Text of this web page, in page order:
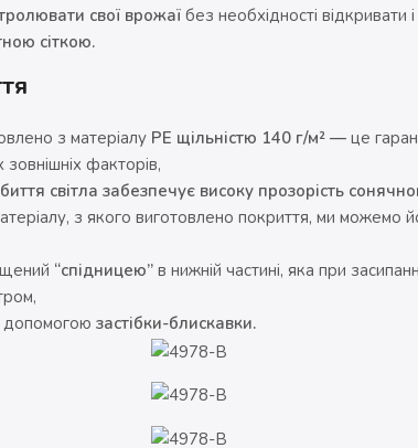
свої врожаїбез необхідності відкривати
сіткою.
з матеріалу PE щільністю 140 г/м² — це
зовнішніх факторів,
світла забезпечує високу прозорість
з якого виготовлено покриття, ми можемо
“спідницею” в нижній частині, яка при
допомогою застібки-блискавки.